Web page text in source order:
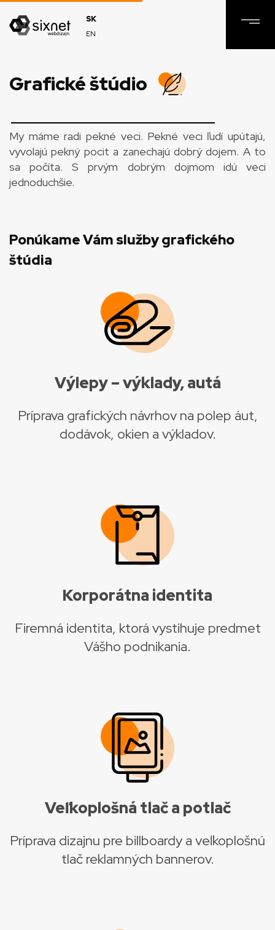
SK
EN
Grafické štúdio
My máme radi pekné veci. Pekné veci ľudí upútajú,
vyvolajú pekný pocit a zanechajú dobrý dojem. A to
sa počíta. S prvým dobrým dojmom idú veci
jednoduchšie.
Ponúkame Vám služby grafického
štúdia
Výlepy – výklady, autá
Príprava grafických návrhov na polep áut,
dodávok, okien a výkladov.
Korporátna identita
Firemná identita, ktorá vystihuje predmet
Vášho podnikania.
Veľkoplošná tlač a potlač
Príprava dizajnu pre billboardy a veľkoplošnú
tlač reklamných bannerov.